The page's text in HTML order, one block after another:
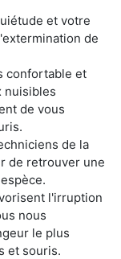
et votre
de
confortable et
nuisibles
de vous
de la
de retrouver une
l'irruption
nous
le plus
et souris.